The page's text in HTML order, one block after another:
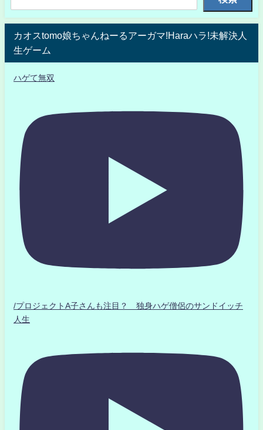
カオスtomo娘ちゃんねーるアーガマ!Haraハラ!未解決人
生ゲーム
ハゲて無双
/プロジェクトA子さんも注目？ 独身ハゲ僧侶のサンドイッチ
人生